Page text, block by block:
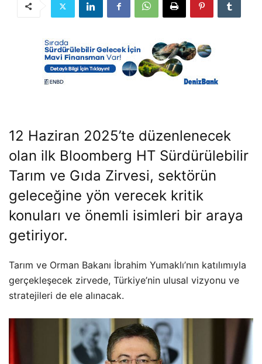
12 Haziran 2025’te düzenlenecek
olan ilk Bloomberg HT Sürdürülebilir
Tarım ve Gıda Zirvesi, sektörün
geleceğine yön verecek kritik
konuları ve önemli isimleri bir araya
getiriyor.
Tarım ve Orman Bakanı İbrahim Yumaklı’nın katılımıyla
gerçekleşecek zirvede, Türkiye’nin ulusal vizyonu ve
stratejileri de ele alınacak.